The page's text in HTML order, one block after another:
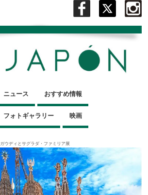
ニュース おすすめ情報
フォトギャラリー 映画
ガウディとサグラダ・ファミリア展